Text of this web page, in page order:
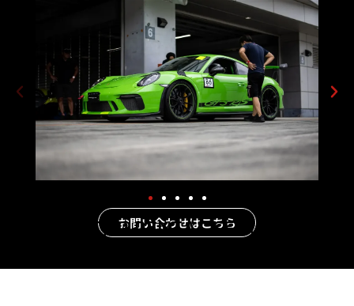
お問い合わせはこちら
RACING CAR RENTAL SERVICE